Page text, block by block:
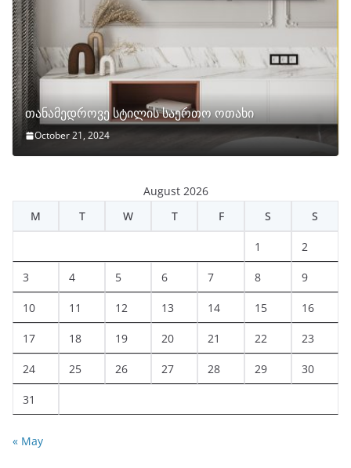
თანამედროვე სტილის საერთო ოთახი
October 21, 2024
August 2026
M
T W T F S S
1 2
3 4 5 6 7 8 9
10 11 12 13 14 15 16
17 18 19 20 21 22 23
24 25 26 27 28 29 30
31
« May